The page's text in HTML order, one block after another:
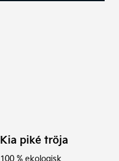
Kia piké tröja
100 % ekologisk
varianter.